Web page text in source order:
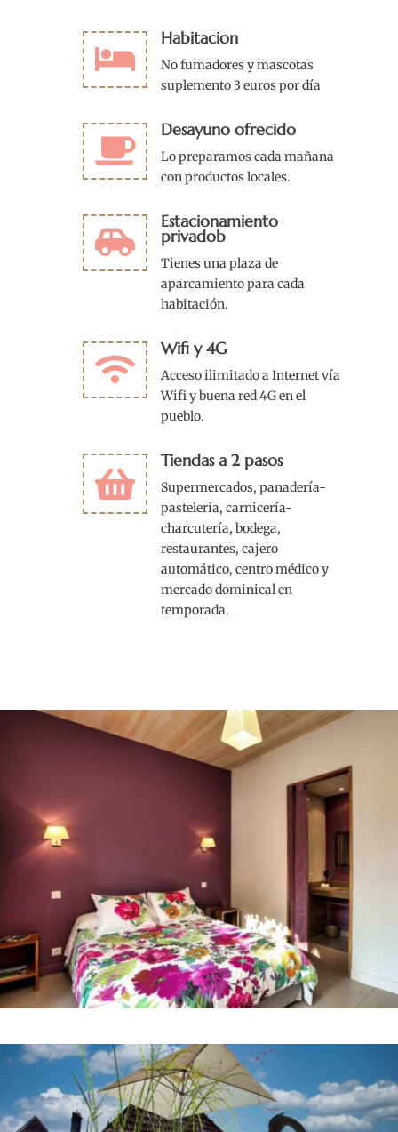

Habitacion
No fumadores y mascotas
suplemento 3 euros por día

Desayuno ofrecido
Lo preparamos cada mañana
con productos locales.

Estacionamiento
privadob
Tienes una plaza de
aparcamiento para cada
habitación.

Wifi y 4G
Acceso ilimitado a Internet vía
Wifi y buena red 4G en el
pueblo.

Tiendas a 2 pasos
Supermercados, panadería-
pastelería, carnicería-
charcutería, bodega,
restaurantes, cajero
automático, centro médico y
mercado dominical en
temporada.